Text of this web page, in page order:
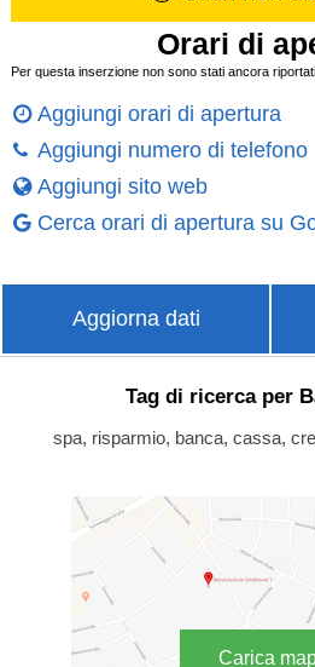
Orari di
Per questa inserzione non sono stati ancora
Aggiungi orari di apertura
Aggiungi numero di telefono
Aggiungi sito web
Cerca orari di apertura su
Aggiorna dati
Tag di ricerca per
spa, risparmio, banca, cassa,
Carica